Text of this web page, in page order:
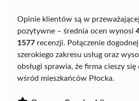
Opinie klientów są w
pozytywne – średnia ocen wynosi
1577 recenzji. Połączenie
szerokiego zakresu usług oraz
obsługi sprawia, że firma cieszy
wśród mieszkańców Płocka.